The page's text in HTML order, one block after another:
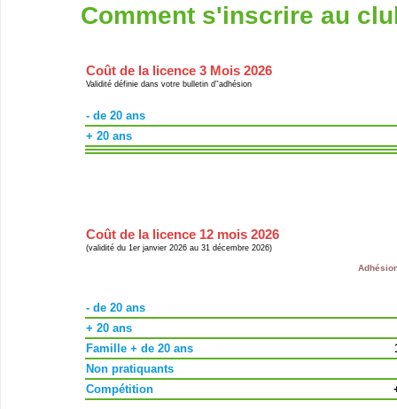
Comment s'inscrire au
Coût de la licence 3 Mois 2026
Validité définie dans votre bulletin d''adhésion
- de 20 ans
+ 20 ans
Coût de la licence 12 mois 2026
(validité du 1er janvier 2026 au 31 décembre 2026)
- de 20 ans
+ 20 ans
Famille + de 20 ans
Non pratiquants
Compétition